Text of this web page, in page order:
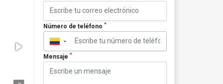
Número de teléfono *
▼
Mensaje *